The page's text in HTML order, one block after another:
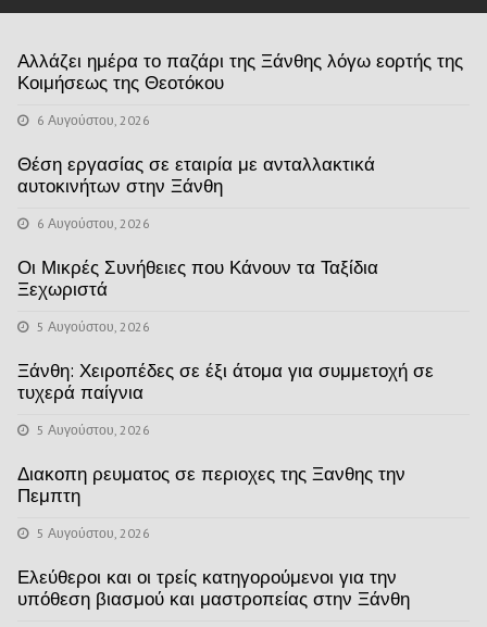
Αλλάζει ημέρα το παζάρι της Ξάνθης λόγω εορτής της
Κοιμήσεως της Θεοτόκου
6 Αυγούστου, 2026
Θέση εργασίας σε εταιρία με ανταλλακτικά
αυτοκινήτων στην Ξάνθη
6 Αυγούστου, 2026
Οι Μικρές Συνήθειες που Κάνουν τα Ταξίδια
Ξεχωριστά
5 Αυγούστου, 2026
Ξάνθη: Χειροπέδες σε έξι άτομα για συμμετοχή σε
τυχερά παίγνια
5 Αυγούστου, 2026
Διακοπη ρευματος σε περιοχες της Ξανθης την
Πεμπτη
5 Αυγούστου, 2026
Ελεύθεροι και οι τρείς κατηγορούμενοι για την
υπόθεση βιασμού και μαστροπείας στην Ξάνθη